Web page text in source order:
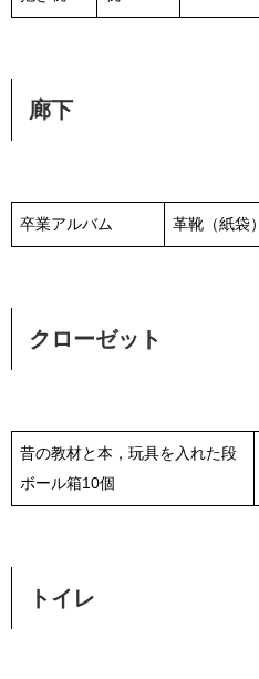
廊下
卒業アルバム 革靴（紙袋）
クローゼット
昔の教材と本，玩具を入れた段
ボール箱10個
トイレ